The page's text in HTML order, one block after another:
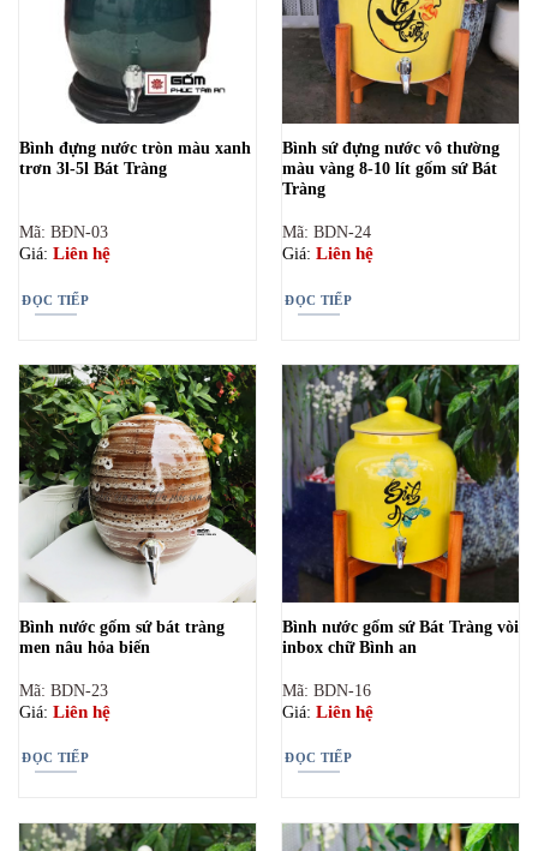
Bình đựng nước tròn màu xanh
trơn 3l-5l Bát Tràng
Mã: BĐN-03
Giá: Liên hệ
ĐỌC TIẾP
Bình sứ đựng nước vô thường
màu vàng 8-10 lít gốm sứ Bát
Tràng
Mã: BDN-24
Giá: Liên hệ
ĐỌC TIẾP
Bình nước gốm sứ bát tràng
men nâu hỏa biến
Mã: BDN-23
Giá: Liên hệ
ĐỌC TIẾP
Bình nước gốm sứ Bát Tràng vòi
inbox chữ Bình an
Mã: BDN-16
Giá: Liên hệ
ĐỌC TIẾP